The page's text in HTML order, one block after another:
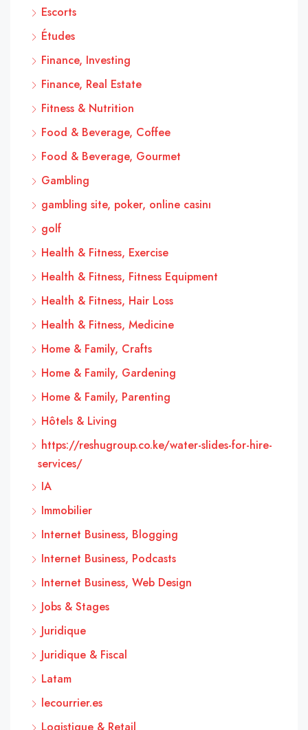
Escorts
Études
Finance, Investing
Finance, Real Estate
Fitness & Nutrition
Food & Beverage, Coffee
Food & Beverage, Gourmet
Gambling
gambling site, poker, online casinı
golf
Health & Fitness, Exercise
Health & Fitness, Fitness Equipment
Health & Fitness, Hair Loss
Health & Fitness, Medicine
Home & Family, Crafts
Home & Family, Gardening
Home & Family, Parenting
Hôtels & Living
https://reshugroup.co.ke/water-slides-for-hire-
services/
IA
Immobilier
Internet Business, Blogging
Internet Business, Podcasts
Internet Business, Web Design
Jobs & Stages
Juridique
Juridique & Fiscal
Latam
lecourrier.es